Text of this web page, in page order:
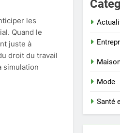
les
Quand le
juste à
droit du travail
simulation
Mode
Santé